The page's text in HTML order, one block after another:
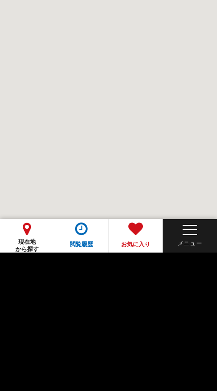
現在地
から探す
閲覧履歴 お気に入り